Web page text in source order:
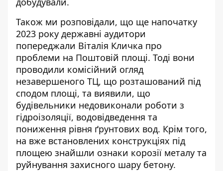
Також ми розповідали, що ще напочатку
2023 року державні аудитори
попереджали Віталія Кличка про
проблеми на Поштовій площі. Тоді вони
проводили комісійний огляд
незавершеного ТЦ, що розташований під
сподом площі, та виявили, що
будівельники недовиконали роботи з
гідроізоляції, водовідведення та
пониження рівня ґрунтових вод. Крім того,
на вже встановлених конструкціях під
площею знайшли ознаки корозії металу та
руйнування захисного шару бетону.